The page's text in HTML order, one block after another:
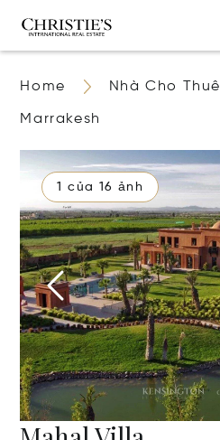
Home Nhà Cho Thuê
Marrakesh
1 của 16 ảnh